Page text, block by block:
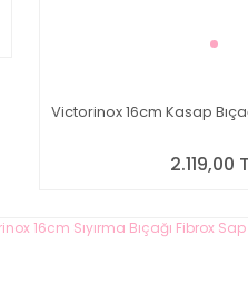
Victorinox 16cm Kasap
2.119,00